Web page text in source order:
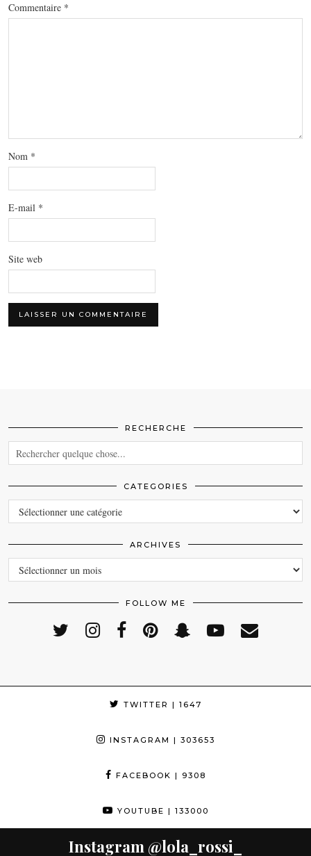
Commentaire *
Nom *
E-mail *
Site web
RECHERCHE
CATEGORIES
CATEGORIES
ARCHIVES
ARCHIVES
FOLLOW ME
TWITTER | 1647
INSTAGRAM | 303653
FACEBOOK | 9308
YOUTUBE | 133000
Instagram @lola_rossi_